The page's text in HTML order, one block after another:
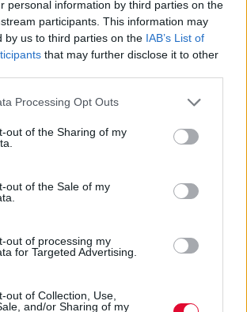
personal information by third parties on the
participants. This information may
by us to third parties on the IAB’s List of
that may further disclose it to other
Processing Opt Outs
out of the Sharing of my
out of the Sale of my
out of processing my
for Targeted Advertising.
out of Collection, Use,
and/or Sharing of my